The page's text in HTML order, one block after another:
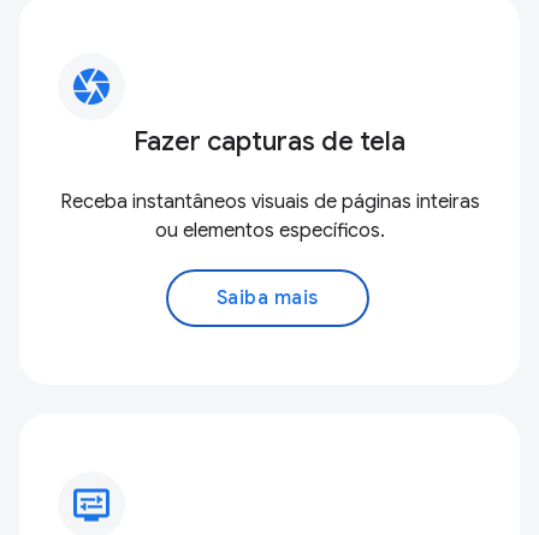
camera
Fazer capturas de tela
Receba instantâneos visuais de páginas inteiras
ou elementos específicos.
Saiba mais
display_settings